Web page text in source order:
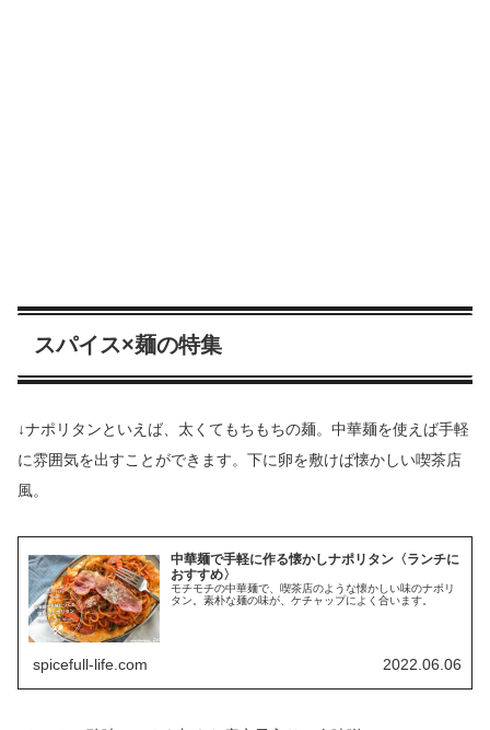
スパイス×麺の特集
↓ナポリタンといえば、太くてもちもちの麺。中華麺を使えば手軽
に雰囲気を出すことができます。下に卵を敷けば懐かしい喫茶店
風。
中華麺で手軽に作る懐かしナポリタン〈ランチに
おすすめ〉
モチモチの中華麺で、喫茶店のような懐かしい味のナポリ
タン。素朴な麺の味が、ケチャップによく合います。
spicefull-life.com 2022.06.06